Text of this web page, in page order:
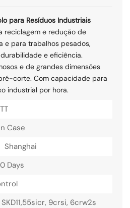
para Resíduos Industriais
reciclagem e redução de
e para trabalhos pesados,
e eficiência.
e de grandes dimensões
corte. Com capacidade para
industrial por hora.
Case
Shanghai
Days
SKD11,55sicr, 9crsi, 6crw2s